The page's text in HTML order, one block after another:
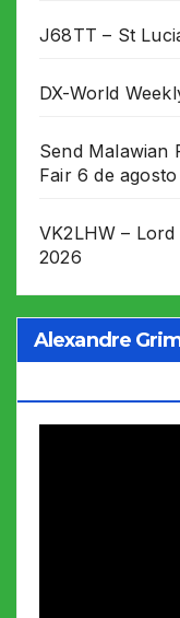
J68TT – St
DX-World
Send Malawian
Fair 6 de
VK2LHW –
2026
Alexandre